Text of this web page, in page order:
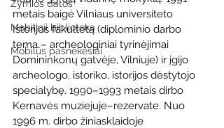
Žymios datos
Mobilioji biblioteka
Mobilūs pašnekesiai
metais baigė Vilniaus universiteto
Istorijos fakultetą (diplominio darbo
tema – archeologiniai tyrinėjimai
Domininkonų gatvėje, Vilniuje) ir įgijo
archeologo, istoriko, istorijos dėstytojo
specialybę. 1990–1993 metais dirbo
Kernavės muziejuje–rezervate. Nuo
1996 m. dirbo žiniasklaidoje